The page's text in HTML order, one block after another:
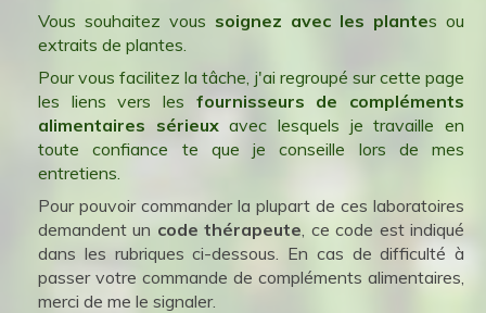
Vous souhaitez vous soignez avec les plantes ou
extraits de plantes.
Pour vous facilitez la tâche, j'ai regroupé sur cette page
les liens vers les fournisseurs de compléments
alimentaires sérieuxavec lesquels je travaille en
toute confiance te que je conseille lors de mes
entretiens.
Pour pouvoir commander la plupart de ces laboratoires
demandent un code thérapeute , ce code est indiqué
dans les rubriques ci-dessous. En cas de difficulté à
passer votre commande de compléments alimentaires,
merci de me le signaler.